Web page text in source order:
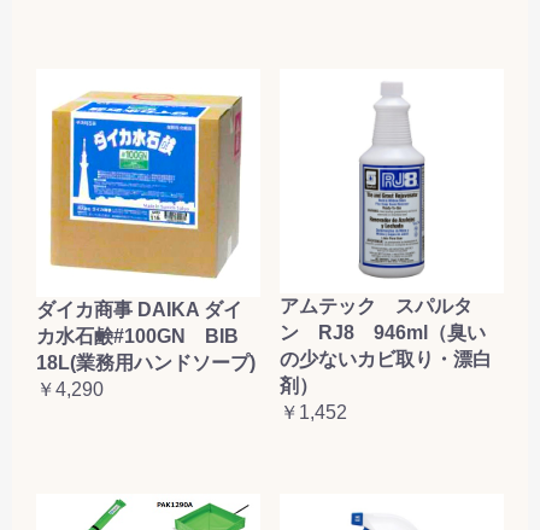
ダイカ商事 DAIKA ダイ
カ水石鹸#100GN BIB
18L(業務用ハンドソープ)
￥4,290
アムテック スパルタ
ン RJ8 946ml（臭い
の少ないカビ取り・漂白
剤）
￥1,452